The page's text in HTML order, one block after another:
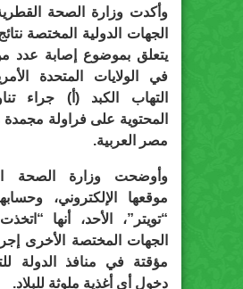
وأكدت وزارة الصحة القطرية
الجهات الدولية المختصة
يتعلق بموضوع إصابة عدد
في الولايات المتحدة
التهاب الكبد (أ) جراء
المحتوية على فراولة
مصر العربية.
وأوضحت وزارة الصحة
موقعها الإلكتروني،
“تويتر”، الأحد، أنها
الجهات المختصة الأخرى
مؤقتة في منافذ الدولة
دخول أي أغذية ملوثة للبلاد.